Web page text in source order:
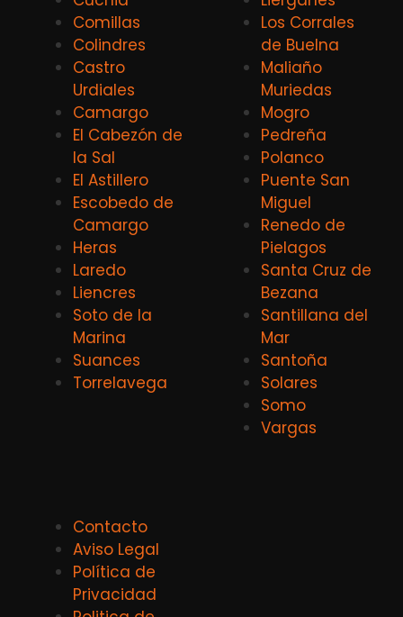
Comillas
Colindres
Castro
Urdiales
Camargo
El Cabezón de
la Sal
El Astillero
Escobedo de
Camargo
Heras
Laredo
Liencres
Soto de la
Marina
Suances
Torrelavega
Los Corrales
de Buelna
Maliaño
Muriedas
Mogro
Pedreña
Polanco
Puente San
Miguel
Renedo de
Pielagos
Santa Cruz de
Bezana
Santillana del
Mar
Santoña
Solares
Somo
Vargas
Contacto
Aviso Legal
Política de
Privacidad